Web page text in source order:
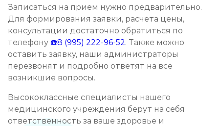
Записаться на прием нужно предварительно.
Для формирования заявки, расчета цены,
консультации достаточно обратиться по
телефону ☎️8 (995) 222-96-52. Также можно
оставить заявку, наши администраторы
перезвонят и подробно ответят на все
возникшие вопросы.
Высококлассные специалисты нашего
медицинского учреждения берут на себя
ответственность за ваше здоровье и